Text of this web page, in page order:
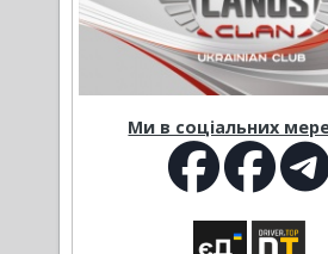
Ми в соціальних